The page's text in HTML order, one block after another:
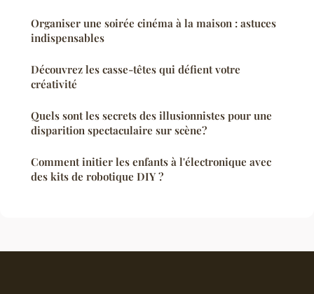
Organiser une soirée cinéma à la maison : astuces
indispensables
Découvrez les casse-têtes qui défient votre
créativité
Quels sont les secrets des illusionnistes pour une
disparition spectaculaire sur scène?
Comment initier les enfants à l'électronique avec
des kits de robotique DIY ?